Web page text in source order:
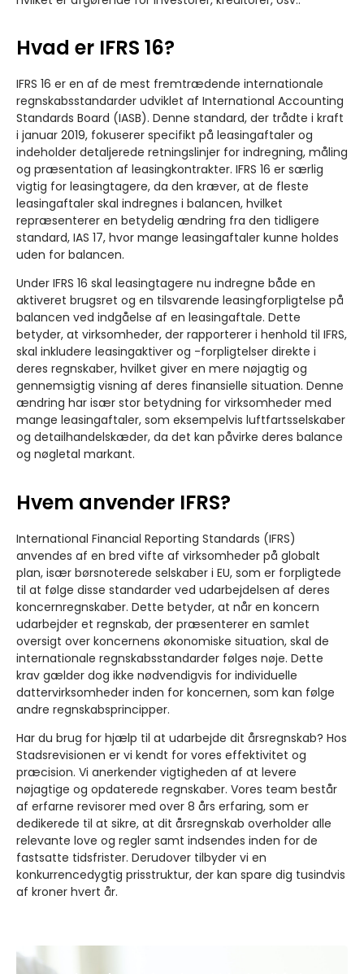
Hvad er IFRS 16?
IFRS 16 er en af de mest fremtrædende internationale
regnskabsstandarder udviklet af International Accounting
Standards Board (IASB). Denne standard, der trådte i kraft
i januar 2019, fokuserer specifikt på leasingaftaler og
indeholder detaljerede retningslinjer for indregning, måling
og præsentation af leasingkontrakter. IFRS 16 er særlig
vigtig for leasingtagere, da den kræver, at de fleste
leasingaftaler skal indregnes i balancen, hvilket
repræsenterer en betydelig ændring fra den tidligere
standard, IAS 17, hvor mange leasingaftaler kunne holdes
uden for balancen.
Under IFRS 16 skal leasingtagere nu indregne både en
aktiveret brugsret og en tilsvarende leasingforpligtelse på
balancen ved indgåelse af en leasingaftale. Dette
betyder, at virksomheder, der rapporterer i henhold til IFRS,
skal inkludere leasingaktiver og -forpligtelser direkte i
deres regnskaber, hvilket giver en mere nøjagtig og
gennemsigtig visning af deres finansielle situation. Denne
ændring har især stor betydning for virksomheder med
mange leasingaftaler, som eksempelvis luftfartsselskaber
og detailhandelskæder, da det kan påvirke deres balance
og nøgletal markant.
Hvem anvender IFRS?
International Financial Reporting Standards (IFRS)
anvendes af en bred vifte af virksomheder på globalt
plan, især børsnoterede selskaber i EU, som er forpligtede
til at følge disse standarder ved udarbejdelsen af deres
koncernregnskaber. Dette betyder, at når en koncern
udarbejder et regnskab, der præsenterer en samlet
oversigt over koncernens økonomiske situation, skal de
internationale regnskabsstandarder følges nøje. Dette
krav gælder dog ikke nødvendigvis for individuelle
dattervirksomheder inden for koncernen, som kan følge
andre regnskabsprincipper.
Har du brug for hjælp til at udarbejde dit årsregnskab? Hos
Stadsrevisionen er vi kendt for vores effektivitet og
præcision. Vi anerkender vigtigheden af at levere
nøjagtige og opdaterede regnskaber. Vores team består
af erfarne revisorer med over 8 års erfaring, som er
dedikerede til at sikre, at dit årsregnskab overholder alle
relevante love og regler samt indsendes inden for de
fastsatte tidsfrister. Derudover tilbyder vi en
konkurrencedygtig prisstruktur, der kan spare dig tusindvis
af kroner hvert år.